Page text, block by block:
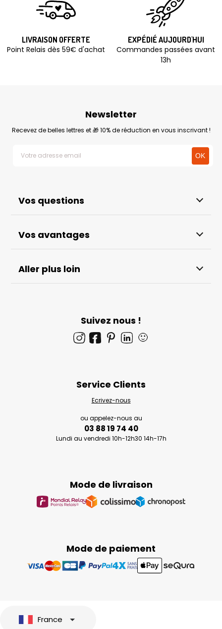
LIVRAISON OFFERTE
Point Relais dès 59€ d'achat
EXPÉDIÉ AUJOURD'HUI
Commandes passées avant
13h
Vos questions
Vos avantages
Aller plus loin
Newsletter
Recevez de belles lettres et 🎁 10% de réduction en vous inscrivant !
Suivez nous !
🙂
Mode de paiement
Mode de livraison
Service Clients
Ecrivez-nous
ou appelez-nous au
03 88 19 74 40
Lundi au vendredi 10h-12h30 14h-17h
France